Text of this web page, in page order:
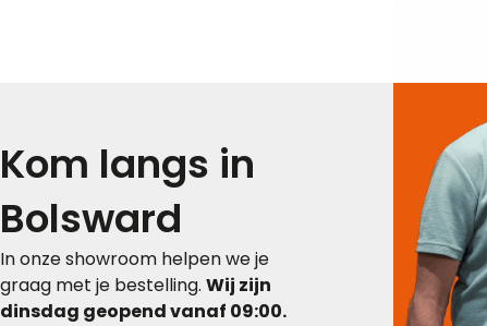
Kom langs in
Bolsward
In onze showroom helpen we je
graag met je bestelling.Wij zijn
dinsdag geopend vanaf 09:00.